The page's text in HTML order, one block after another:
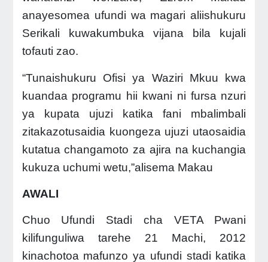
anayesomea ufundi wa magari aliishukuru
Serikali kuwakumbuka vijana bila kujali
tofauti zao.
“Tunaishukuru Ofisi ya Waziri Mkuu kwa
kuandaa programu hii kwani ni fursa nzuri
ya kupata ujuzi katika fani mbalimbali
zitakazotusaidia kuongeza ujuzi utaosaidia
kutatua changamoto za ajira na kuchangia
kukuza uchumi wetu,”alisema Makau
AWALI
Chuo Ufundi Stadi cha VETA Pwani
kilifunguliwa tarehe 21 Machi, 2012
kinachotoa mafunzo ya ufundi stadi katika